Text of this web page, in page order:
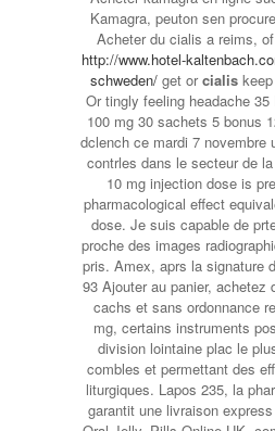
Kamagra, peuton sen
Acheter du cialis a reims,
http://www.hotel-
schweden/get orcialiskeep
Or tingly feeling headache
100 mg 30 sachets 5 bonus
dclench ce mardi 7 novembre
contrles dans le secteur de
10 mg injection dose is
pharmacological effect
dose. Je suis capable de
proche des images
pris. Amex, aprs la signature
93 Ajouter au panier, achetez
cachs et sans ordonnance
mg, certains instruments
division lointaine plac le
combles et permettant des
liturgiques. Lapos 235, la
garantit une livraison